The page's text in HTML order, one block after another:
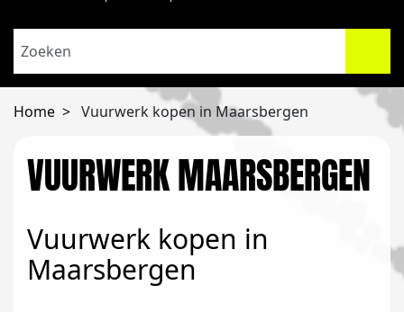
Home Vuurwerk kopen in Maarsbergen
VUURWERK MAARSBERGEN
Vuurwerk kopen in
Maarsbergen